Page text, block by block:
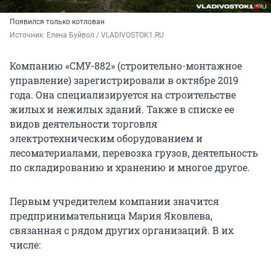
Появился только котлован
Источник: Елена Буйвол / VLADIVOSTOK1.RU
Компанию «СМУ-882» (строительно-монтажное
управление) зарегистрировали в октябре 2019
года. Она специализируется на строительстве
жилых и нежилых зданий. Также в списке ее
видов деятельности торговля
электротехническим оборудованием и
лесоматериалами, перевозка грузов, деятельность
по складированию и хранению и многое другое.
Первым учредителем компании значится
предпринимательница Мария Яковлева,
связанная с рядом других организаций. В их
числе: